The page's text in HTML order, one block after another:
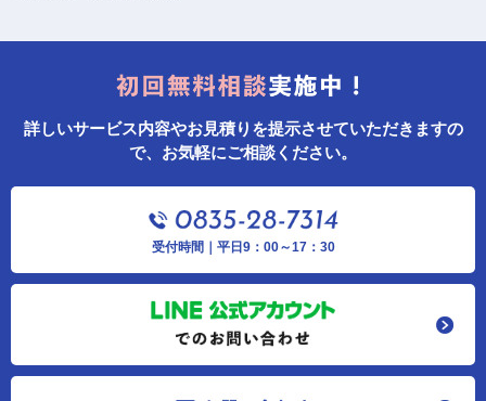
詳しいサービス内容やお見積りを提示させていただきますの
で、お気軽にご相談ください。
受付時間｜平日9：00～17：30